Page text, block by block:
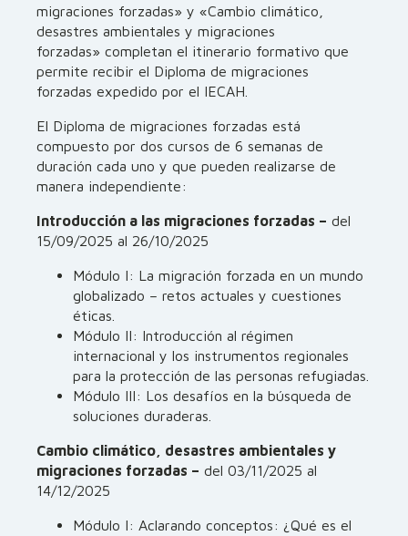
migraciones forzadas» y «Cambio climático,
desastres ambientales y migraciones
forzadas» completan el itinerario formativo que
permite recibir el Diploma de migraciones
forzadas expedido por el IECAH.
El Diploma de migraciones forzadas está
compuesto por dos cursos de 6 semanas de
duración cada uno y que pueden realizarse de
manera independiente:
Introducción a las migraciones forzadas – del
15/09/2025 al 26/10/2025
Módulo I: La migración forzada en un mundo
globalizado – retos actuales y cuestiones
éticas.
Módulo II: Introducción al régimen
internacional y los instrumentos regionales
para la protección de las personas refugiadas.
Módulo III: Los desafíos en la búsqueda de
soluciones duraderas.
Cambio climático, desastres ambientales y
migraciones forzadas – del 03/11/2025 al
14/12/2025
Módulo I: Aclarando conceptos: ¿Qué es el